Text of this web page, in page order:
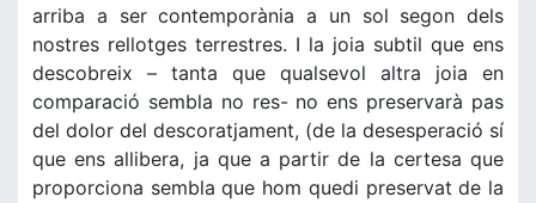
arriba a ser contemporània a un sol segon dels
nostres rellotges terrestres. I la joia subtil que ens
descobreix – tanta que qualsevol altra joia en
comparació sembla no res- no ens preservarà pas
del dolor del descoratjament, (de la desesperació sí
que ens allibera, ja que a partir de la certesa que
proporciona sembla que hom quedi preservat de la